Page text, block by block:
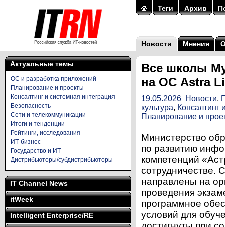
Теги Архив
Новости Мнения
Актуальные темы
ОС и разработка приложений
Планирование и проекты
Консалтинг и системная интеграция
Безопасность
Сети и телекоммуникации
Итоги и тенденции
Рейтинги, исследования
ИТ-бизнес
Государство и ИТ
Дистрибьюторы/субдистрибьюторы
IT Channel News
itWeek
Intelligent Enterprise/RE
Все школы
на ОС Astra
19.05.2026 Новости,
культура, Консалтинг
Планирование и
Министерство
по развитию
компетенций
сотрудничестве.
направлены на
проведения
программное
условий для